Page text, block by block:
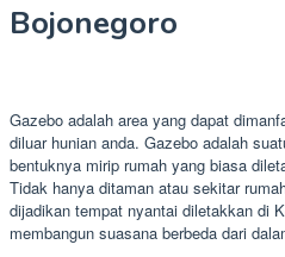
Bojonegoro
Gazebo adalah area yang dapat
diluar hunian anda. Gazebo adalah
bentuknya mirip rumah yang biasa
Tidak hanya ditaman atau sekitar
dijadikan tempat nyantai diletakkan di
membangun suasana berbeda dari